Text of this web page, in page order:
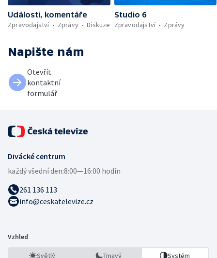
Události, komentáře
Zpravodajství
Zprávy Diskuze
Studio 6
Zpravodajství
Zprávy
Napište nám
Otevřít
kontaktní
formulář
Divácké centrum
každý všední den:8:00—16:00 hodin
261 136 113
info@ceskatelevize.cz
Vzhled
Světlý Tmavý Systém